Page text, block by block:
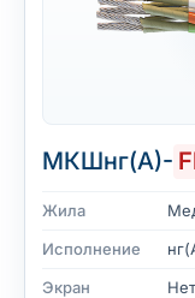
МКШнг(А)-
Жила
Исполнение
Экран
Нет